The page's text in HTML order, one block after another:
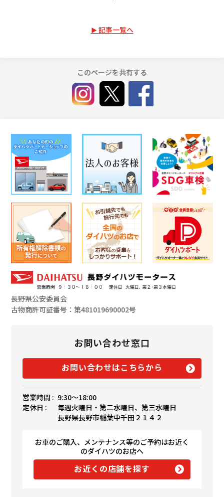
記事一覧へ
このページを共有する
長野県公安委員会
古物商許可証番号：第481019690002号
お問い合わせ窓口
お問い合わせはこちらから
営業時間 : 9:30〜18:00
定休日 :
毎週火曜日・第二水曜日、第三水曜日
長野県長野市稲葉中千田２１４２
お車のご購入、メンテナンス等のご予約はお近く
のダイハツのお店へ
お近くの店舗を探す